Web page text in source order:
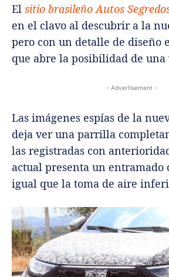
El sitio brasileño Autos
en el clavo al descubrir a la
pero con un detalle de diseño
que abre la posibilidad de una
- Advertisement -
Las imágenes espías de la
deja ver una parrilla
las registradas con
actual presenta un entramado
igual que la toma de aire